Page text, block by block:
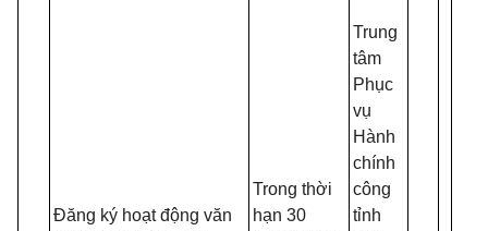
Đăng ký hoạt động văn
Trong thời
hạn 30
Trung
tâm
Phục
vụ
Hành
chính
công
tỉnh